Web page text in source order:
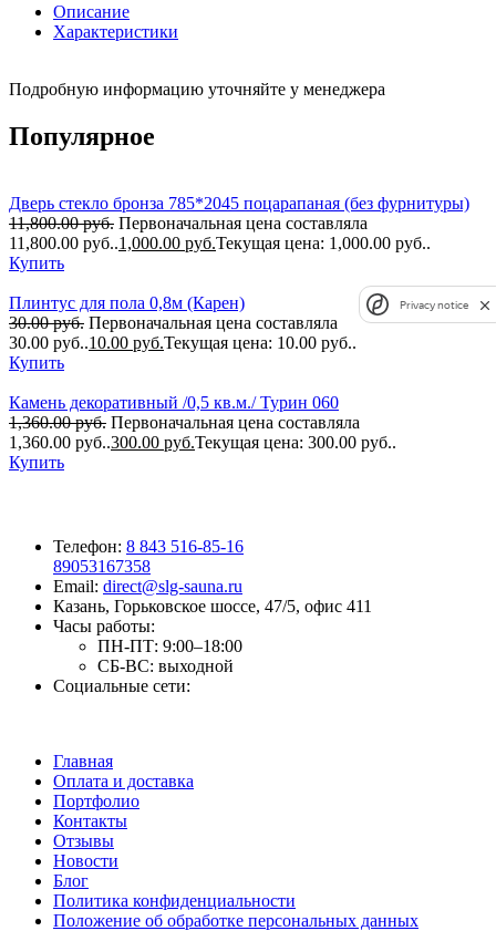
Описание
Характеристики
Подробную информацию уточняйте у менеджера
Популярное
Дверь стекло бронза 785*2045 поцарапаная (без фурнитуры)
11,800.00руб. Первоначальная цена составляла
11,800.00 руб..1,000.00 руб.Текущая цена: 1,000.00 руб..
Купить
Плинтус для пола 0,8м (Карен)
30.00руб. Первоначальная цена составляла
30.00 руб..10.00 руб.Текущая цена: 10.00 руб..
Купить
Камень декоративный /0,5 кв.м./ Турин 060
1,360.00руб. Первоначальная цена составляла
1,360.00 руб..300.00 руб.Текущая цена: 300.00 руб..
Купить
Телефон: 8 843 516-85-16
89053167358
Email: direct@slg-sauna.ru
Казань, Горьковское шоссе, 47/5, офис 411
Часы работы:
ПН-ПТ: 9:00–18:00
СБ-ВС: выходной
Социальные сети:
Главная
Оплата и доставка
Портфолио
Контакты
Отзывы
Новости
Блог
Политика конфиденциальности
Положение об обработке персональных данных
Privacy notice